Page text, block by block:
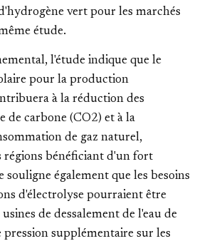
vert pour les marchés
étude.
l'étude indique que le
pour la production
à la réduction des
de carbone (CO2) et à la
de gaz naturel,
régions bénéficiant d'un fort
souligne également que les besoins
d'électrolyse pourraient être
de dessalement de l'eau de
pression supplémentaire sur les